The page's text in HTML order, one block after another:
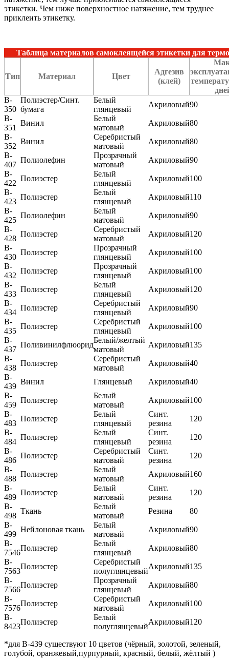
этикетки. Чем ниже поверхностное натяжение, тем труднее
приклеить этикетку.
Таблица материалов самоклеящейся этикетки для
Тип Материал Цвет
Адгезив
(клей)
B-
350
Полиэстер/Синт.
бумага
Белый
глянцевый
Акриловый90
B-
351
Винил
Белый
матовый
Акриловый80
B-
352
Винил
Серебристый
матовый
Акриловый80
B-
407
Полиолефин
Прозрачный
матовый
Акриловый90
B-
422
Полиэстер
Белый
глянцевый
Акриловый100
B-
423
Полиэстер
Белый
глянцевый
Акриловый110
B-
425
Полиолефин
Белый
матовый
Акриловый90
B-
428
Полиэстер
Серебристый
матовый
Акриловый120
B-
430
Полиэстер
Прозрачный
глянцевый
Акриловый100
B-
432
Полиэстер
Прозрачный
глянцевый
Акриловый100
B-
433
Полиэстер
Белый
глянцевый
Акриловый120
B-
434
Полиэстер
Серебристый
глянцевый
Акриловый90
B-
435
Полиэстер
Серебристый
глянцевый
Акриловый100
B-
437
Поливинилфлюорид
Белый/желтый
матовый
Акриловый135
B-
438
Полиэстер
Серебристый
матовый
Акриловый40
B-
439
Винил Глянцевый Акриловый40
B-
459
Полиэстер
Белый
матовый
Акриловый100
B-
483
Полиэстер
Белый
глянцевый
Синт.
резина
120
B-
484
Полиэстер
Белый
глянцевый
Синт.
резина
120
B-
486
Полиэстер
Серебристый
матовый
Синт.
резина
120
B-
488
Полиэстер
Белый
матовый
Акриловый160
B-
489
Полиэстер
Белый
матовый
Синт.
резина
120
B-
498
Ткань
Белый
матовый
Резина
80
B-
499
Нейлоновая ткань
Белый
матовый
Акриловый90
B-
7546
Полиэстер
Белый
глянцевый
Акриловый80
B-
7563
Полиэстер
Серебристый
полуглянцевый
Акриловый135
B-
7566
Полиэстер
Прозрачный
глянцевый
Акриловый80
B-
7576
Полиэстер
Серебристый
матовый
Акриловый100
B-
8423
Полиэстер
Белый
полуглянцевый
Акриловый120
*для В-439 существуют 10 цветов (чёрный, золотой, зеленый,
голубой, оранжевый,пурпурный, красный, белый, жёлтый )